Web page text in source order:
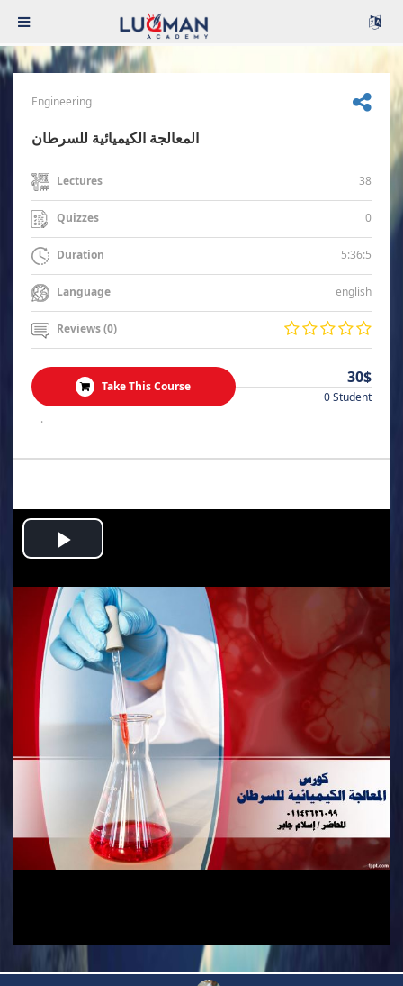
Engineering
المعالجة الكيميائية للسرطان
Lectures 38
Quizzes 0
Duration 5:36:5
Language english
Reviews (0)
Take This Course 30$
0 Student
.
Play
Video